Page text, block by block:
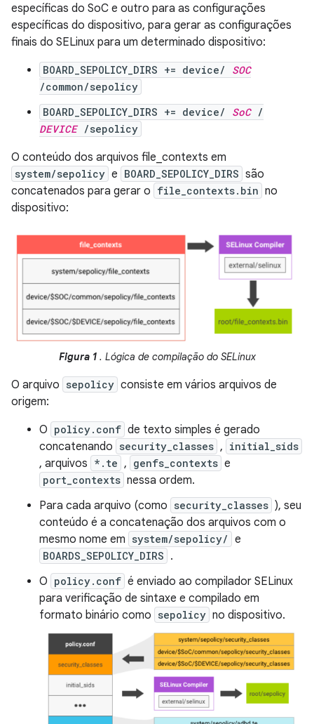
específicas do SoC e outro para as configurações
específicas do dispositivo, para gerar as configurações
finais do SELinux para um determinado dispositivo:
BOARD_SEPOLICY_DIRS += device/ SOC
/common/sepolicy
BOARD_SEPOLICY_DIRS += device/ SoC/
DEVICE/sepolicy
O conteúdo dos arquivos file_contexts em
system/sepolicy e BOARD_SEPOLICY_DIRS são
concatenados para gerar o file_contexts.bin no
dispositivo:
Figura 1. Lógica de compilação do SELinux
O arquivo sepolicy consiste em vários arquivos de
origem:
O policy.conf de texto simples é gerado
concatenando security_classes , initial_sids
, arquivos *.te , genfs_contexts e
port_contexts nessa ordem.
Para cada arquivo (como security_classes ), seu
conteúdo é a concatenação dos arquivos com o
mesmo nome em system/sepolicy/ e
BOARDS_SEPOLICY_DIRS .
O policy.conf é enviado ao compilador SELinux
para verificação de sintaxe e compilado em
formato binário como sepolicy no dispositivo.